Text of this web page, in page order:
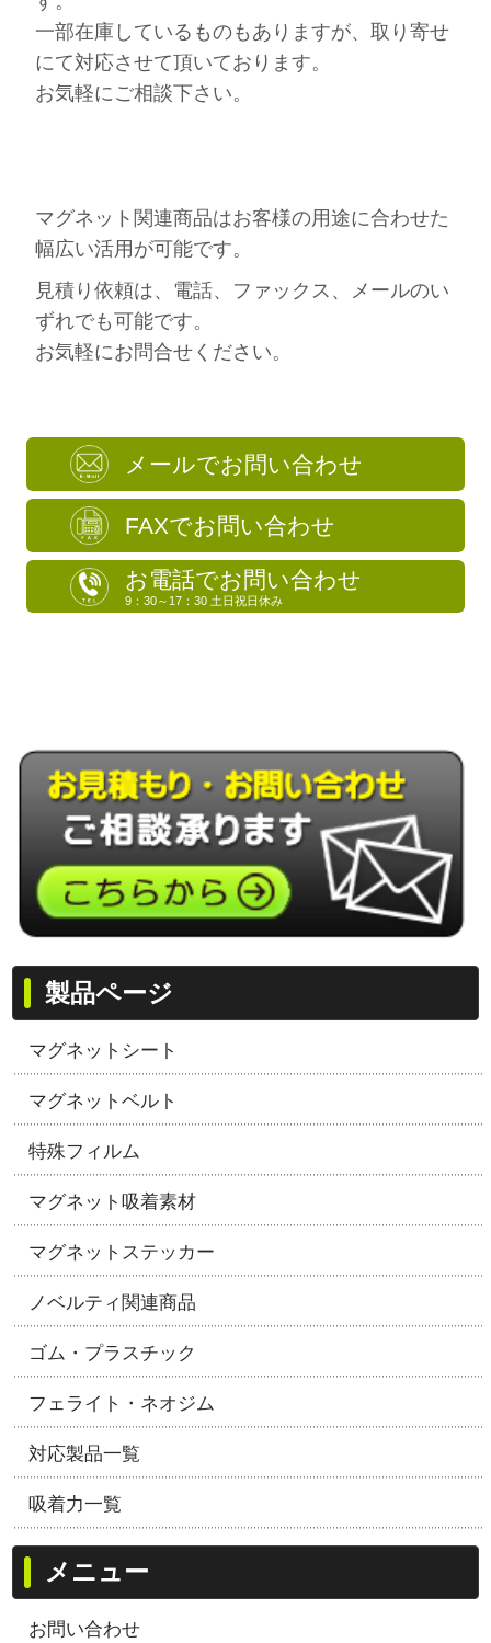
一部在庫しているものもありますが、取り寄せ
にて対応させて頂いております。
お気軽にご相談下さい。
マグネット関連商品はお客様の用途に合わせた
幅広い活用が可能です。
見積り依頼は、電話、ファックス、メールのい
ずれでも可能です。
お気軽にお問合せください。
メールでお問い合わせ
FAXでお問い合わせ
お電話でお問い合わせ
9：30～17：30 土日祝日休み
製品ページ
マグネットシート
マグネットベルト
特殊フィルム
マグネット吸着素材
マグネットステッカー
ノベルティ関連商品
ゴム・プラスチック
フェライト・ネオジム
対応製品一覧
吸着力一覧
メニュー
お問い合わせ